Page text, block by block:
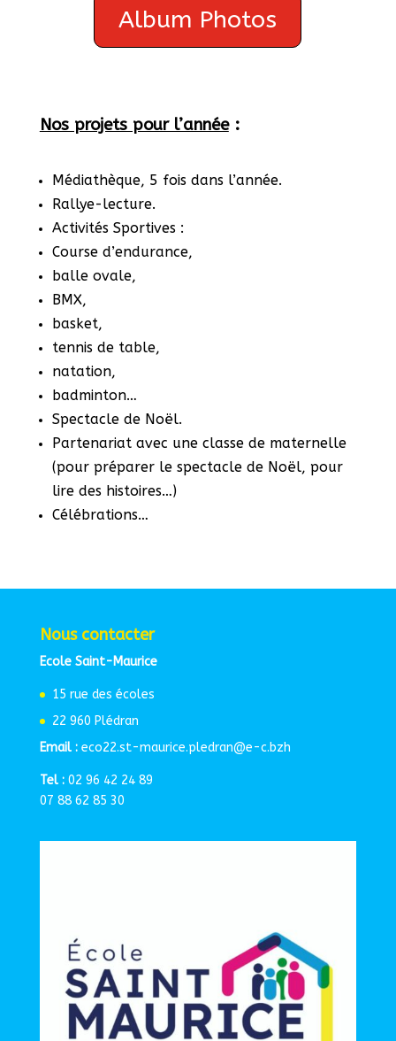
Album Photos
Nos projets pour l’année:
Médiathèque, 5 fois dans l’année.
Rallye-lecture.
Activités Sportives :
Course d’endurance,
balle ovale,
BMX,
basket,
tennis de table,
natation,
badminton…
Spectacle de Noël.
Partenariat avec une classe de maternelle
(pour préparer le spectacle de Noël, pour
lire des histoires…)
Célébrations…
Nous contacter
Ecole Saint-Maurice
15 rue des écoles
22 960 Plédran
Email :eco22.st-maurice.pledran@e-c.bzh
Tel :02 96 42 24 89
07 88 62 85 30